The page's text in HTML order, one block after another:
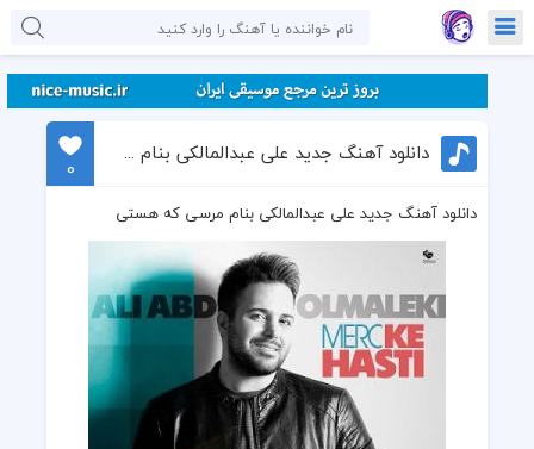
دانلود آهنگ جدید علی عبدالمالکی بنام مرسی که هستی
0
دانلود آهنگ جدید علی عبدالمالکی بنام مرسی که هستی